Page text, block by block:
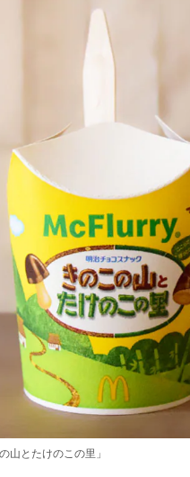
山とたけのこの里」